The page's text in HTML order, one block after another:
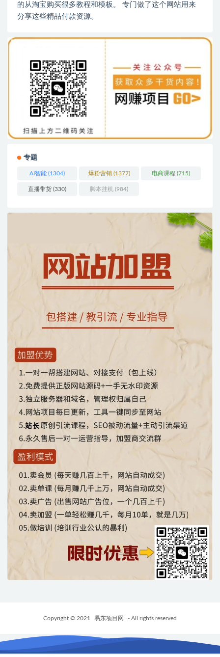
的从淘宝购买很多教程和模板。 专门做了这个网站用来
分享这些精品付款资源。
专题
AI智能 (1304) 爆粉营销 (1377) 电商课程 (715)
直播带货 (330) 脚本挂机 (984)
Copyright © 2021 易东项目网 - All rights reserved